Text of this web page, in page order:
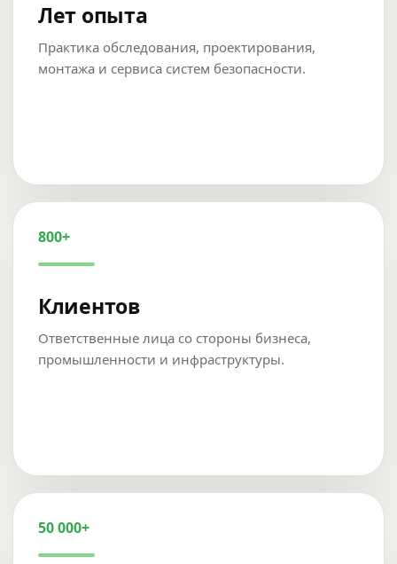
Лет опыта
Практика обследования, проектирования,
монтажа и сервиса систем безопасности.
800+
Клиентов
Ответственные лица со стороны бизнеса,
промышленности и инфраструктуры.
50 000+